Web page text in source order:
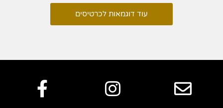
עוד דוגמאות לכרטיסים